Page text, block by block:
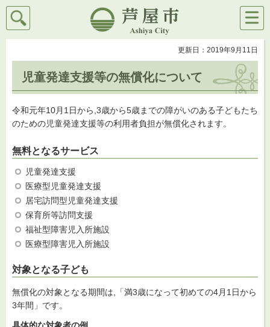
芦屋市
検索
メニ
ュー
更新日：2019年9月11日
児童発達支援等の無償化について
令和元年10月1日から,3歳から5歳までの障がいのある子どもたち
のための児童発達支援等の利用者負担が無償化されます。
無料となるサービス
児童発達支援
医療型児童発達支援
居宅訪問型児童発達支援
保育所等訪問支援
福祉型障害児入所施設
医療型障害児入所施設
対象となる子ども
無償化の対象となる期間は,「満3歳になって初めての4月1日から
3年間」です。